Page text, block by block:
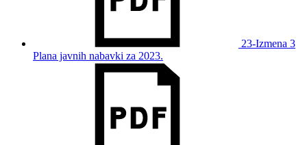
23-Izmena 3
Plana javnih nabavki za 2023.